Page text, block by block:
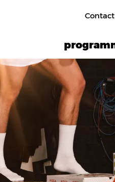
Contact